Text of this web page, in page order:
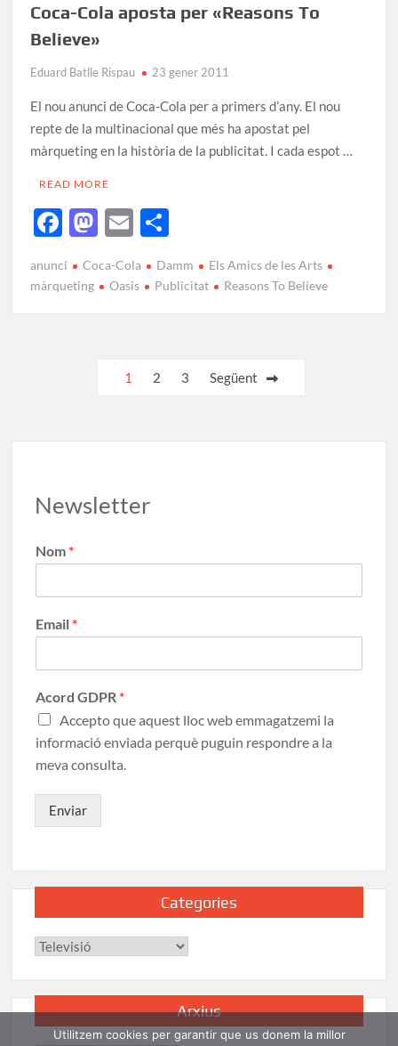
Coca-Cola aposta per «Reasons To
Believe»
Eduard Batlle Rispau 23 gener 2011
El nou anunci de Coca-Cola per a primers d’any. El nou
repte de la multinacional que més ha apostat pel
màrqueting en la història de la publicitat. I cada espot …
READ MORE
F
e
b
M
to
d
E
ail m
p
te
ix
anunci Coca-Cola Damm
Els Amics de les Arts
màrqueting
Oasis Publicitat Reasons To Believe
1 2 3 Següent
Newsletter
Nom *
Email *
Acord GDPR *
Accepto que aquest lloc web emmagatzemi la
informació enviada perquè puguin respondre a la
meva consulta.
Enviar
Categories
Arxius
Utilitzem cookies per garantir que us donem la millor